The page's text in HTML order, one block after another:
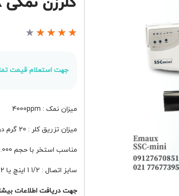
★
★
★
★
★
جهت استعلام قیمت
میزان نمک : 4000ppm
میزان تزریق کلر : 20 گرم در ساعت
مناسب استخر با حجم 90.000 لیتر
سایز اتصال : 1/2 1 اینچ یا 2 اینچ
جهت دریافت اطلاعات